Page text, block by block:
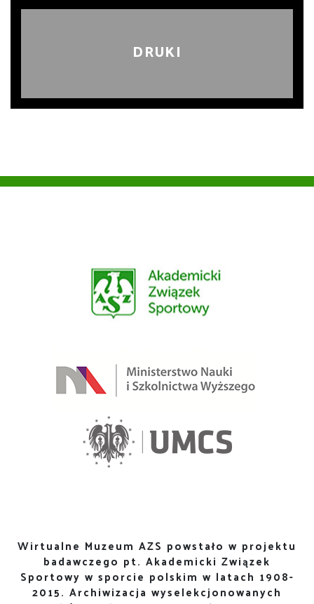
DRUKI
Wirtualne Muzeum AZS powstało w projektu
badawczego pt. Akademicki Związek
Sportowy w sporcie polskim w latach 1908-
2015. Archiwizacja wyselekcjonowanych